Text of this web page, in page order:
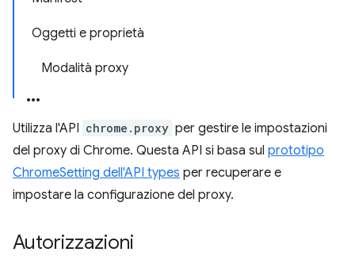
Oggetti e proprietà
Modalità proxy
Utilizza l'API chrome.proxy per gestire le impostazioni
del proxy di Chrome. Questa API si basa sul prototipo
ChromeSetting dell'API types per recuperare e
impostare la configurazione del proxy.
Autorizzazioni